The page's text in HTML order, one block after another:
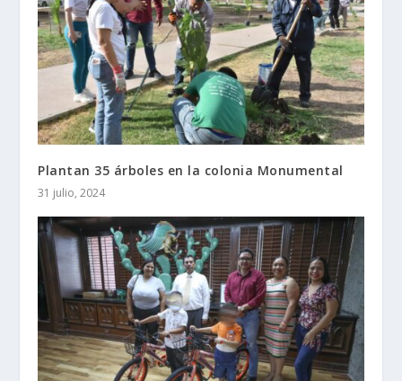
Plantan 35 árboles en la colonia Monumental
31 julio, 2024